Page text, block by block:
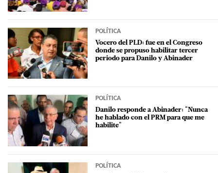
POLÍTICA
Vocero del PLD: fue en el Congreso
donde se propuso habilitar tercer
periodo para Danilo y Abinader
POLÍTICA
Danilo responde a Abinader: "Nunca
he hablado con el PRM para que me
habilite"
POLÍTICA